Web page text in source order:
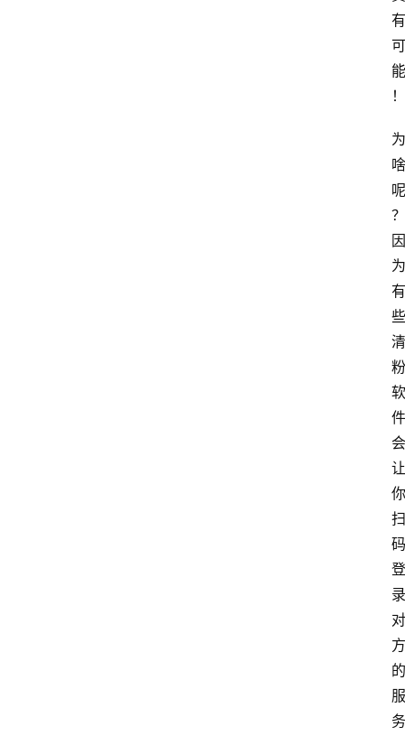
有
可
能
！
为
啥
呢
？
因
为
有
些
清
粉
软
件
会
让
你
扫
码
登
录
对
方
的
服
务